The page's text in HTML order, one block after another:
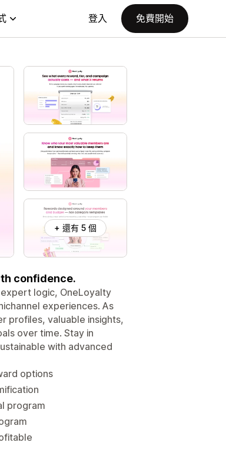
登入 免費開始
+ 還有 5 個
confidence.
logic, OneLoyalty
experiences. As
profiles, valuable insights,
over time. Stay in
with advanced
options
program